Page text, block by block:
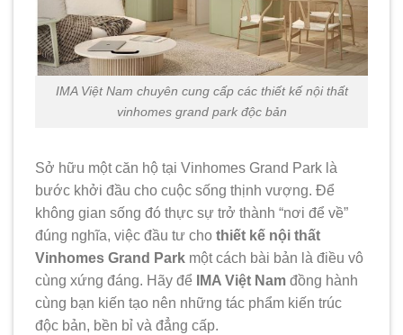
IMA Việt Nam chuyên cung cấp các thiết kế nội thất
vinhomes grand park độc bản
Sở hữu một căn hộ tại Vinhomes Grand Park là
bước khởi đầu cho cuộc sống thịnh vượng. Để
không gian sống đó thực sự trở thành “nơi để về”
đúng nghĩa, việc đầu tư cho thiết kế nội thất
Vinhomes Grand Park một cách bài bản là điều vô
cùng xứng đáng. Hãy để
IMA Việt Nam đồng hành
cùng bạn kiến tạo nên những tác phẩm kiến trúc
độc bản, bền bỉ và đẳng cấp.